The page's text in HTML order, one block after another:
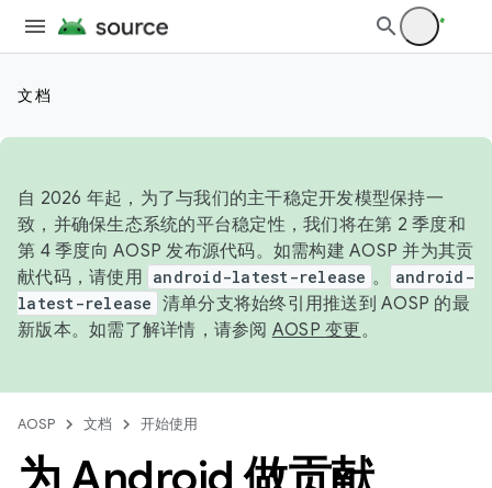
文档
自 2026 年起，为了与我们的主干稳定开发模型保持一
致，并确保生态系统的平台稳定性，我们将在第 2 季度和
第 4 季度向 AOSP 发布源代码。如需构建 AOSP 并为其贡
献代码，请使用 android-latest-release 。
android-
latest-release 清单分支将始终引用推送到 AOSP 的最
新版本。如需了解详情，请参阅 AOSP 变更。
AOSP 文档 开始使用
为 Android 做贡献